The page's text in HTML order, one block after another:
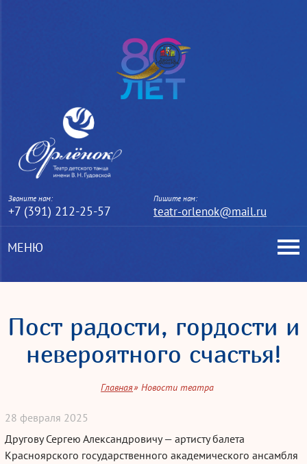
Звоните нам:
+7 (391) 212-25-57
Пишите нам:
teatr-orlenok@mail.ru
МЕНЮ
Пост радости, гордости и
невероятного счастья!
Главная Новости театра
28 февраля 2025
Другову Сергею Александровичу — артисту балета
Красноярского государственного академического ансамбля